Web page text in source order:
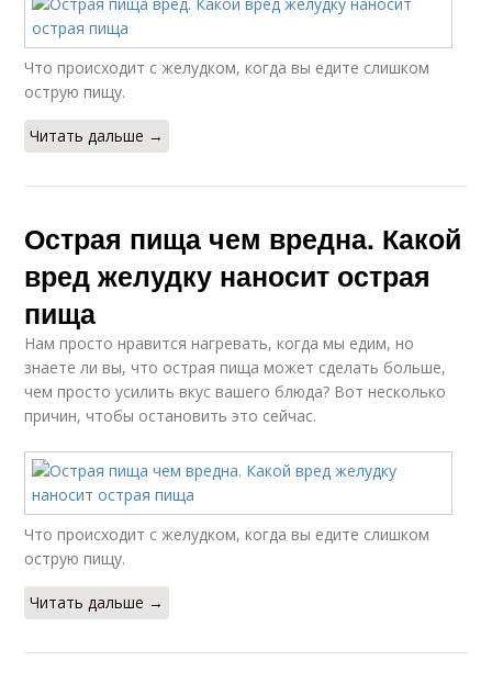
Что происходит с желудком, когда вы едите слишком
острую пищу.
Читать дальше →
Острая пища чем вредна. Какой
вред желудку наносит острая
пища
Нам просто нравится нагревать, когда мы едим, но
знаете ли вы, что острая пища может сделать больше,
чем просто усилить вкус вашего блюда? Вот несколько
причин, чтобы остановить это сейчас.
Что происходит с желудком, когда вы едите слишком
острую пищу.
Читать дальше →